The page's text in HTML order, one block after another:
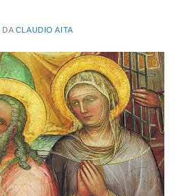
DA CLAUDIO AITA